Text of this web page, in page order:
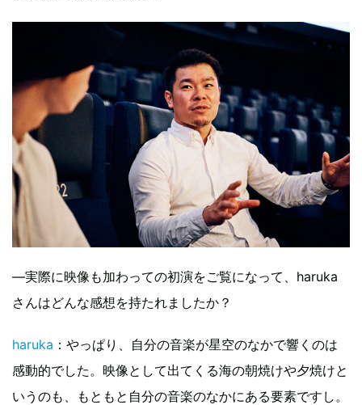
—実際に映像も加わっての初演をご覧になって、haruka
さんはどんな感想を持たれましたか？
haruka ：やっぱり、自分の音楽が星空のなかで響くのは
感動的でした。映像として出てくる海の朝焼けや夕焼けと
いうのも、もともと自分の音楽のなかにある要素ですし。